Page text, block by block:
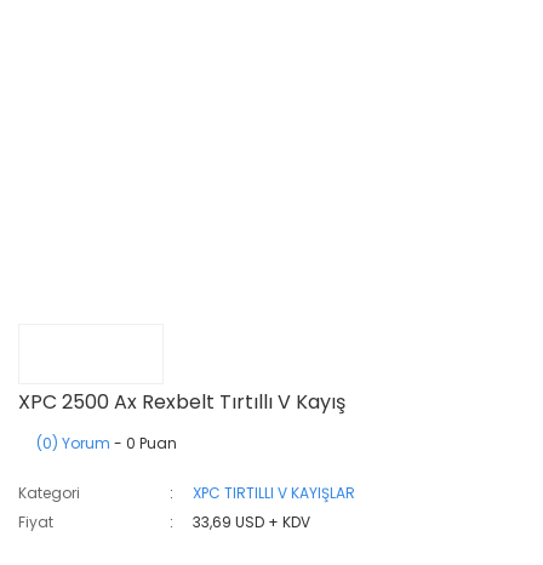
XPC 2500 Ax Rexbelt Tırtıllı V Kayış
(0) Yorum - 0 Puan
Kategori
XPC TIRTILLI V KAYIŞLAR
Fiyat
33,69 USD + KDV